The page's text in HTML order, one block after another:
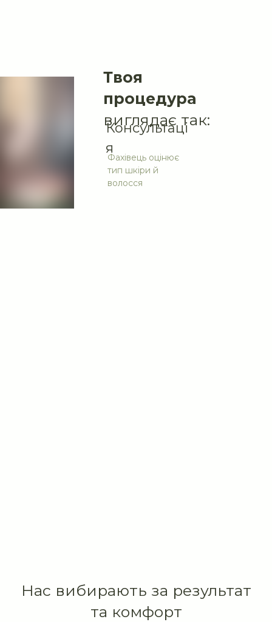
Твоя
процедура
виглядає так:
Консультаці
я
Фахівець оцінює
тип шкіри й
волосся
Нас вибирають за результат
та комфорт